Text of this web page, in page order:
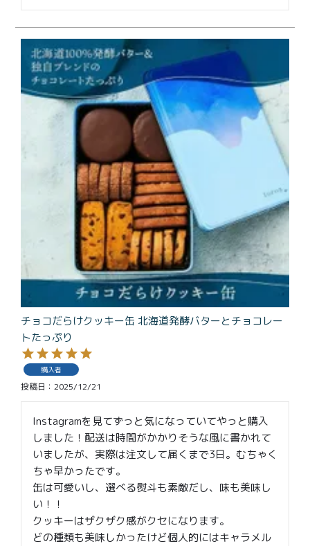
チョコだらけクッキー缶 北海道発酵バターとチョコレー
トたっぷり
購入者
投稿日 2025/12/21
Instagramを見てずっと気になっていてやっと購入
しました！配送は時間がかかりそうな風に書かれて
いましたが、実際は注文して届くまで3日。むちゃく
ちゃ早かったです。
缶は可愛いし、選べる熨斗も素敵だし、味も美味し
い！！
クッキーはザクザク感がクセになります。
どの種類も美味しかったけど個人的にはキャラメル